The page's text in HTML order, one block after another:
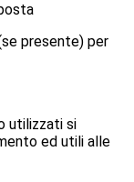
presente) per
utilizzati si
ed utili alle